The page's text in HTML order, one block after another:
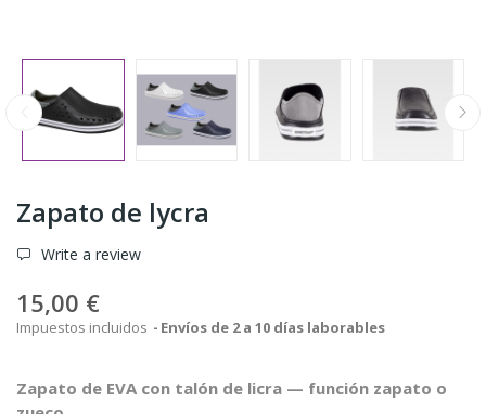
Zapato de lycra
Write a review
15,00 €
Impuestos incluidos Envíos de 2 a 10 días laborables
Zapato de EVA con talón de licra — función zapato o